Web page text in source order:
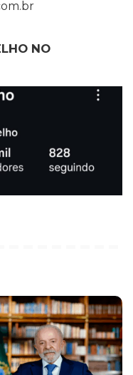
NO